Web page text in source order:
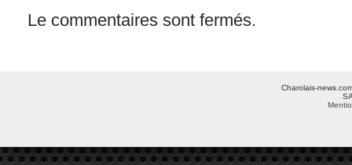
Le commentaires sont fermés.
Charolais-